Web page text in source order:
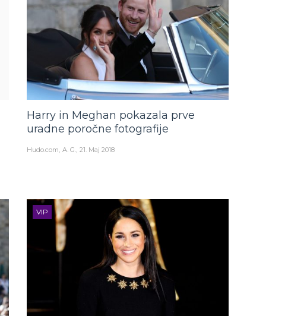
Harry in Meghan pokazala prve
uradne poročne fotografije
Hudo.com A. G. 21. Maj 2018
VIP